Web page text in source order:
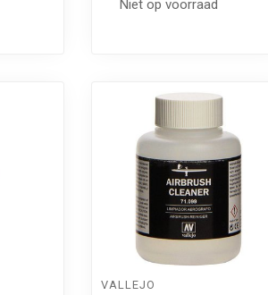
Niet op voorraad
VALLEJO